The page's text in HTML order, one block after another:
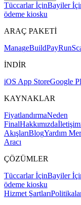
Tüccarlar İçinBayiler
ödeme kiosku
ARAÇ PAKETİ
ManageBuildPayRunSc
İNDİR
iOS App StoreGoogle
KAYNAKLAR
FiyatlandırmaNeden
FinalHakkımızdaİletişim
AkışlarıBlogYardım
Aracı
ÇÖZÜMLER
Tüccarlar İçinBayiler
ödeme kiosku
Hizmet Şartları